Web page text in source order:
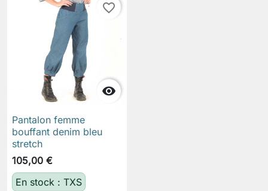

favorite_border
Pantalon femme
bouffant denim bleu
stretch
105,00 €
En stock : TXS